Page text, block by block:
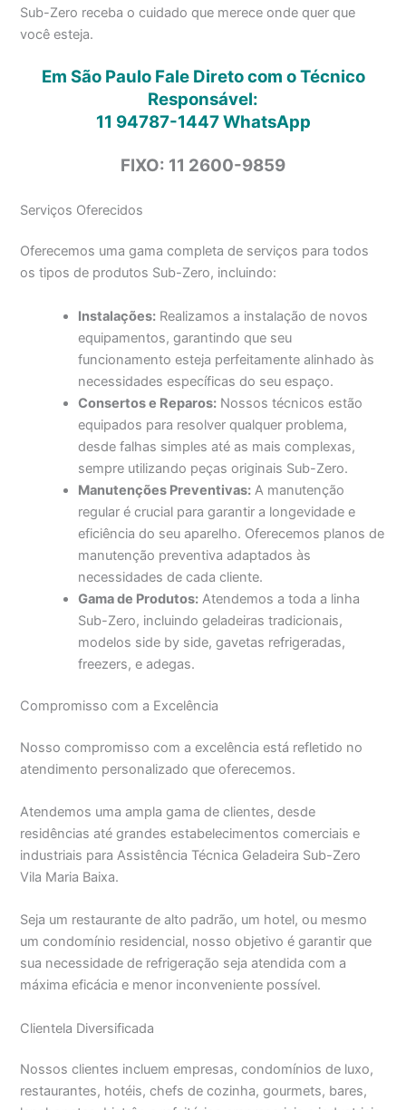
Sub-Zero receba o cuidado que merece onde quer que
você esteja.
Em São Paulo Fale Direto com o Técnico
Responsável:
11 94787-1447WhatsApp
FIXO: 11 2600-9859
Serviços Oferecidos
Oferecemos uma gama completa de serviços para todos
os tipos de produtos Sub-Zero, incluindo:
Instalações: Realizamos a instalação de novos
equipamentos, garantindo que seu
funcionamento esteja perfeitamente alinhado às
necessidades específicas do seu espaço.
Consertos e Reparos: Nossos técnicos estão
equipados para resolver qualquer problema,
desde falhas simples até as mais complexas,
sempre utilizando peças originais Sub-Zero.
Manutenções Preventivas: A manutenção
regular é crucial para garantir a longevidade e
eficiência do seu aparelho. Oferecemos planos de
manutenção preventiva adaptados às
necessidades de cada cliente.
Gama de Produtos: Atendemos a toda a linha
Sub-Zero, incluindo geladeiras tradicionais,
modelos side by side, gavetas refrigeradas,
freezers, e adegas.
Compromisso com a Excelência
Nosso compromisso com a excelência está refletido no
atendimento personalizado que oferecemos.
Atendemos uma ampla gama de clientes, desde
residências até grandes estabelecimentos comerciais e
industriais para Assistência Técnica Geladeira Sub-Zero
Vila Maria Baixa.
Seja um restaurante de alto padrão, um hotel, ou mesmo
um condomínio residencial, nosso objetivo é garantir que
sua necessidade de refrigeração seja atendida com a
máxima eficácia e menor inconveniente possível.
Clientela Diversificada
Nossos clientes incluem empresas, condomínios de luxo,
restaurantes, hotéis, chefs de cozinha, gourmets, bares,